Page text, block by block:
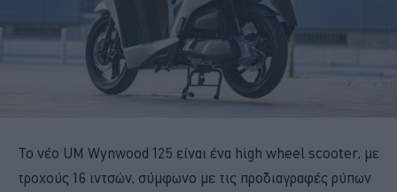
Το νέο UM Wynwood 125 είναι ένα high wheel scooter, με
τροχούς 16 ιντσών, σύμφωνο με τις προδιαγραφές ρύπων